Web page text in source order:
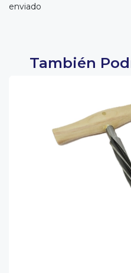
enviado
También